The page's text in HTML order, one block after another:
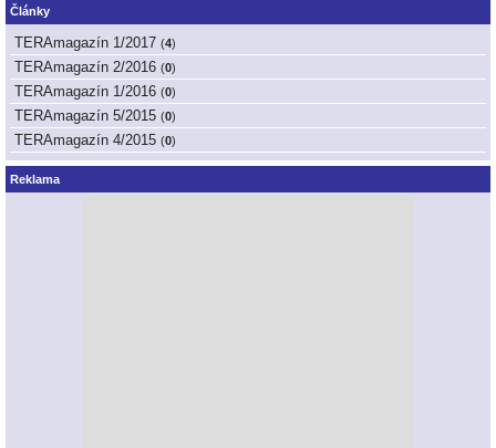
Články
TERAmagazín 1/2017 (4)
TERAmagazín 2/2016 (0)
TERAmagazín 1/2016 (0)
TERAmagazín 5/2015 (0)
TERAmagazín 4/2015 (0)
Reklama